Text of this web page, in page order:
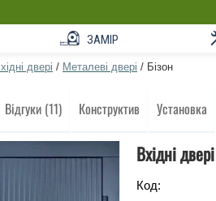
ЗАМІР
двері / Металеві двері / Бізон
Відгуки (11) Конструктив Установка
Вхідні
Код: